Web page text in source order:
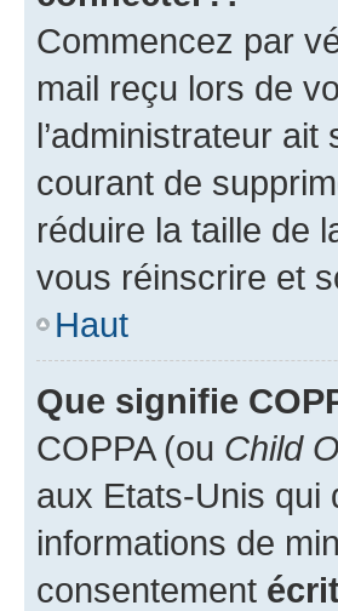
Commencez par
mail reçu lors de
l’administrateur
courant de
réduire la taille de
vous réinscrire et
Haut
Que signifie
COPPA (ou Child
aux Etats-Unis qui
informations de
consentement